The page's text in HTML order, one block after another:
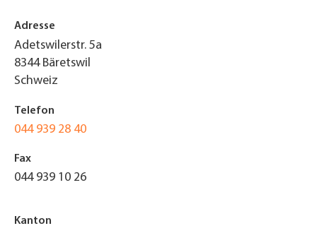
Adresse
Adetswilerstr. 5a
8344 Bäretswil
Schweiz
Telefon
044 939 28 40
Fax
044 939 10 26
Kanton